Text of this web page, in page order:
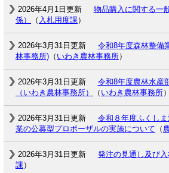
2026年4月1日更新
物品購入に関する一
係）
（ 入札用度課）
2026年3月31日更新
令和8年度森林整備
林事務所) （ いわき農林事務所）
2026年3月31日更新
令和8年度農林水産
（いわき農林事務所）
（ いわき農林事務所）
2026年3月31日更新
令和８年度ふくし
業の公募型プロポーザルの実施について （
2026年3月31日更新 発注の見通し及び
課）